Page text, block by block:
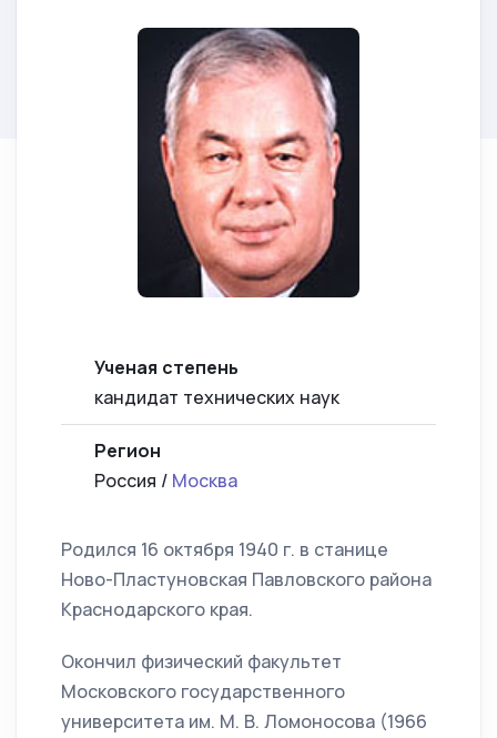
Ученая степень
кандидат технических наук
Регион
Россия / Москва
Родился 16 октября 1940 г. в станице
Ново-Пластуновская Павловского района
Краснодарского края.
Окончил физический факультет
Московского государственного
университета им. М. В. Ломоносова (1966